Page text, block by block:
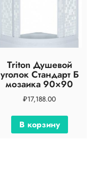
Triton Душевой
уголок Стандарт Б
мозаика 90×90
₽17,188.00
В корзину